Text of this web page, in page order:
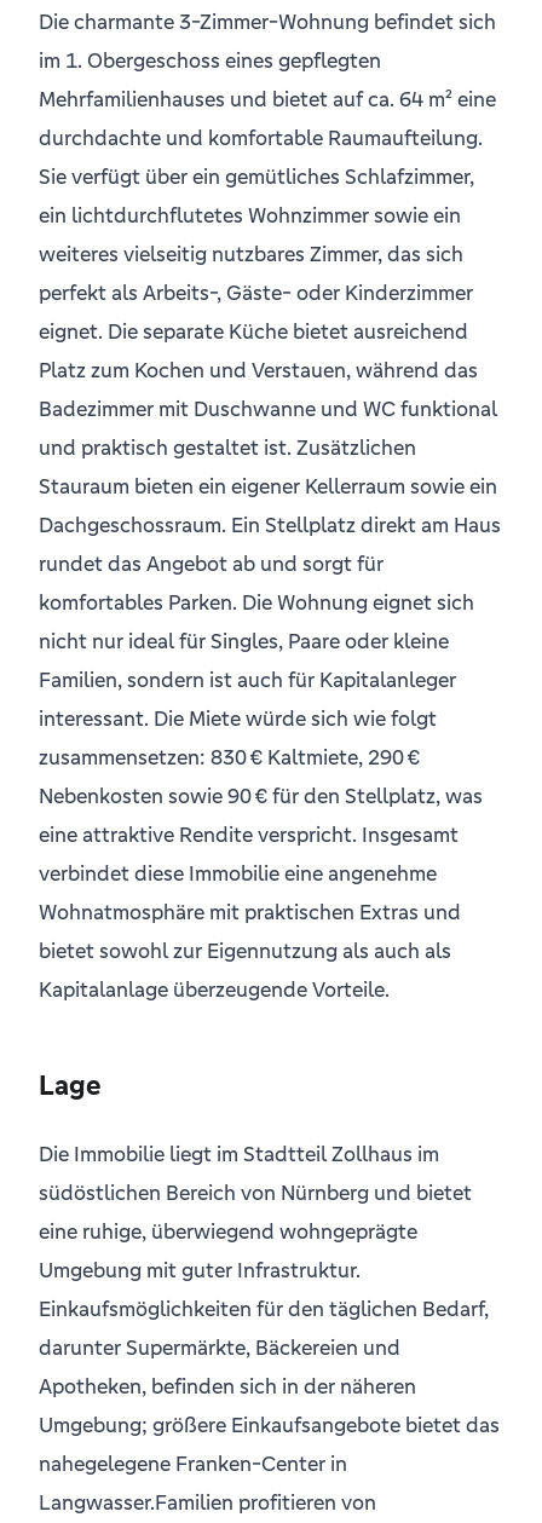
Die charmante 3-Zimmer-Wohnung befindet sich
im 1. Obergeschoss eines gepflegten
Mehrfamilienhauses und bietet auf ca. 64 m² eine
durchdachte und komfortable Raumaufteilung.
Sie verfügt über ein gemütliches Schlafzimmer,
ein lichtdurchflutetes Wohnzimmer sowie ein
weiteres vielseitig nutzbares Zimmer, das sich
perfekt als Arbeits-, Gäste- oder Kinderzimmer
eignet. Die separate Küche bietet ausreichend
Platz zum Kochen und Verstauen, während das
Badezimmer mit Duschwanne und WC funktional
und praktisch gestaltet ist. Zusätzlichen
Stauraum bieten ein eigener Kellerraum sowie ein
Dachgeschossraum. Ein Stellplatz direkt am Haus
rundet das Angebot ab und sorgt für
komfortables Parken. Die Wohnung eignet sich
nicht nur ideal für Singles, Paare oder kleine
Familien, sondern ist auch für Kapitalanleger
interessant. Die Miete würde sich wie folgt
zusammensetzen: 830 € Kaltmiete, 290 €
Nebenkosten sowie 90 € für den Stellplatz, was
eine attraktive Rendite verspricht. Insgesamt
verbindet diese Immobilie eine angenehme
Wohnatmosphäre mit praktischen Extras und
bietet sowohl zur Eigennutzung als auch als
Kapitalanlage überzeugende Vorteile.
Lage
Die Immobilie liegt im Stadtteil Zollhaus im
südöstlichen Bereich von Nürnberg und bietet
eine ruhige, überwiegend wohngeprägte
Umgebung mit guter Infrastruktur.
Einkaufsmöglichkeiten für den täglichen Bedarf,
darunter Supermärkte, Bäckereien und
Apotheken, befinden sich in der näheren
Umgebung; größere Einkaufsangebote bietet das
nahegelegene Franken-Center in
Langwasser.Familien profitieren von